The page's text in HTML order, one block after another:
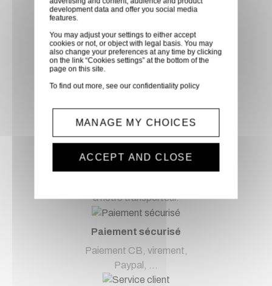
Notre équipe est à votre service depuis 20 ans.
Livraison via GLS
Retirer vos produits
faites vous livrer chez vous ou
dans les points relais de notre
partenaire GLS, partout en
France métropolitaine et en
à notre transporteur.
Paiement sécurisé
Paiement CB, virement,
Paypal, ...
development data and offer you social media
features.
You may adjust your settings to either accept
cookies or not, or object with legal basis. You may
also change your preferences at any time by clicking
on the link “Cookies settings” at the bottom of the
page on this site.
To find out more, see ourconfidentiality policy
MANAGE MY CHOICES
ACCEPT AND CLOSE